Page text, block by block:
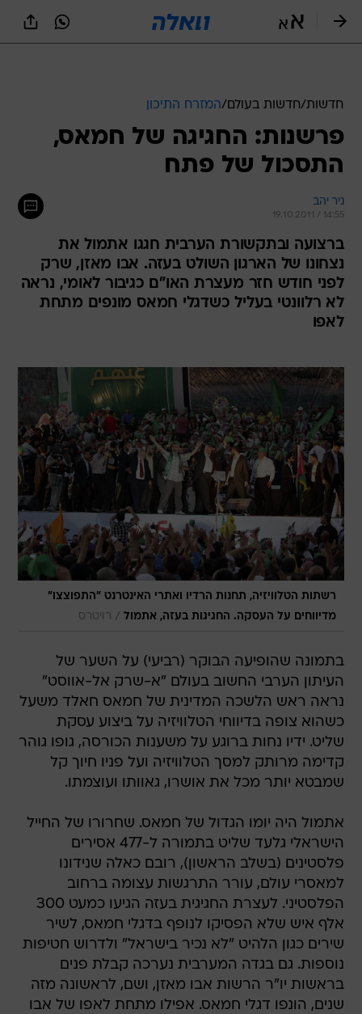
חדשות/חדשות בעולם /המזרח התיכון
פרשנות: החגיגה של חמאס,
התסכול של פתח
ניר יהב
19.10.2011 / 14:55
ברצועה ובתקשורת הערבית חגגו אתמול את
נצחונו של הארגון השולט בעזה. אבו מאזן, שרק
לפני חודש חזר מעצרת האו"ם כגיבור לאומי, נראה
לא רלוונטי בעליל כשדגלי חמאס מונפים מתחת
לאפו
רשתות הטלוויזיה, תחנות הרדיו ואתרי האינטרנט "התפוצצו"
מדיווחים על העסקה. החגיגות בעזה, אתמול / רויטרס
בתמונה שהופיעה הבוקר (רביעי) על השער של
העיתון הערבי החשוב בעולם "א-שרק אל-אווסט"
נראה ראש הלשכה המדינית של חמאס חאלד משעל
כשהוא צופה בדיווחי הטלוויזיה על ביצוע עסקת
שליט. ידיו נחות ברוגע על משענות הכורסה, גופו גוהר
קדימה מרותק למסך הטלוויזיה ועל פניו חיוך קל
שמבטא יותר מכל את אושרו, גאוותו ועוצמתו.
אתמול היה יומו הגדול של חמאס. שחרורו של החייל
הישראלי גלעד שליט בתמורה ל-477 אסירים
פלסטינים (בשלב הראשון), רובם כאלה שנידונו
למאסרי עולם, עורר התרגשות עצומה ברחוב
הפלסטיני. לעצרת החגיגית בעזה הגיעו כמעט 300
אלף איש שלא הפסיקו לנופף בדגלי חמאס, לשיר
שירים כגון הלהיט "לא נכיר בישראל" ולדרוש חטיפות
נוספות. גם בגדה המערבית נערכה קבלת פנים
בראשות יו"ר הרשות אבו מאזן, ושם, לראשונה מזה
שנים, הונפו דגלי חמאס. אפילו מתחת לאפו של אבו